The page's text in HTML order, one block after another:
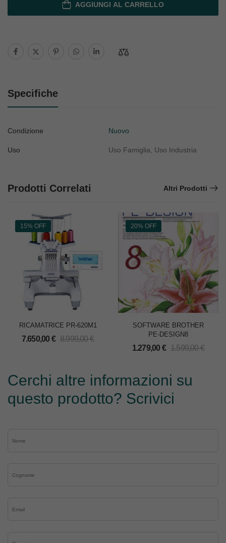
AGGIUNGI AL CARRELLO
Specifiche
Condizione Nuovo
Uso Uso Famiglia, Uso Industria
Prodotti Correlati Altri Prodotti
15% OFF
RICAMATRICE PR-620M1
7.650,00 € 8.999,00€
20% OFF
SOFTWARE BROTHER
PE-DESIGN8
1.279,00 € 1.599,00€
Cerchi altre informazioni su
questo prodotto? Scrivici